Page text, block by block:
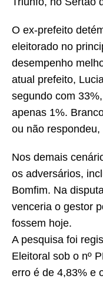
O ex-prefeito
eleitorado no
desempenho
atual prefeito,
segundo com
apenas 1%.
ou não respondeu,
Nos demais
os adversários,
Bomfim. Na
venceria o gestor
fossem hoje.
A pesquisa foi
Eleitoral sob o nº
erro é de 4,83% e